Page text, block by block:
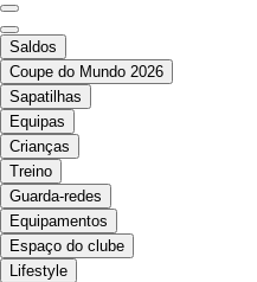
Saldos
Coupe do Mundo 2026
Sapatilhas
Equipas
Crianças
Treino
Guarda-redes
Equipamentos
Espaço do clube
Lifestyle